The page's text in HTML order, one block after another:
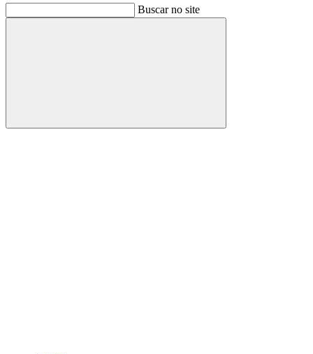
Buscar no site
Buscar